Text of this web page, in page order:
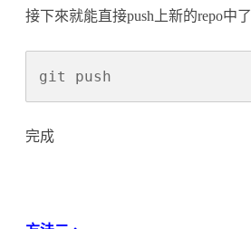
接下來就能直接push上新的repo中了
git push
完成